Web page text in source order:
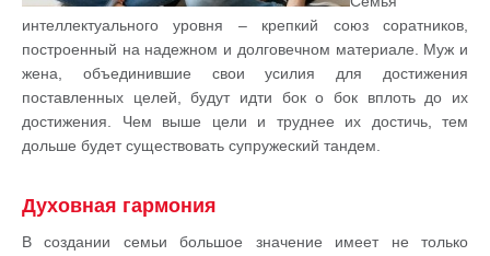
интеллектуального уровня – крепкий союз соратников,
построенный на надежном и долговечном материале. Муж и
жена, объединившие свои усилия для достижения
поставленных целей, будут идти бок о бок вплоть до их
достижения. Чем выше цели и труднее их достичь, тем
дольше будет существовать супружеский тандем.
Духовная гармония
В создании семьи большое значение имеет не только